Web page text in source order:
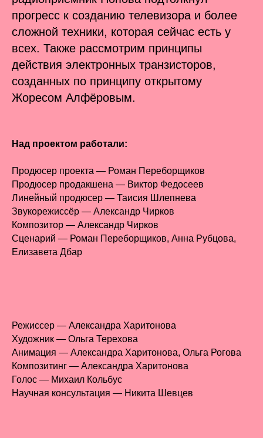
прогресс к созданию телевизора и более
сложной техники, которая сейчас есть у
всех. Также рассмотрим принципы
действия электронных транзисторов,
созданных по принципу открытому
Жоресом Алфёровым.
Над проектом работали:
Продюсер проекта — Роман Переборщиков
Продюсер продакшена — Виктор Федосеев
Линейный продюсер — Таисия Шлепнева
Звукорежиссёр — Александр Чирков
Композитор — Александр Чирков
Сценарий — Роман Переборщиков, Анна Рубцова,
Елизавета Дбар
Режиссер — Александра Харитонова
Художник — Ольга Терехова
Анимация — Александра Харитонова, Ольга Рогова
Композитинг — Александра Харитонова
Голос — Михаил Кольбус
Научная консультация — Никита Шевцев